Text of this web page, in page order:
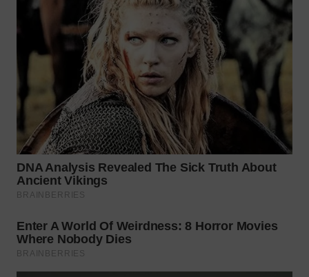
PRIANGAN
TIMUR
WN
SOLO
WN
BOROBUDUR
WN
MADURA